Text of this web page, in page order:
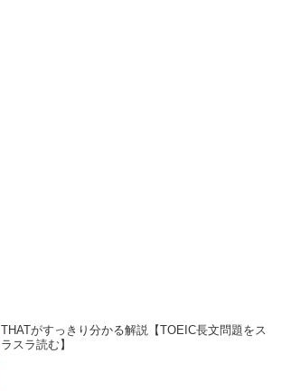
THATがすっきり分かる解説【TOEIC長文問題をス
ラスラ読む】